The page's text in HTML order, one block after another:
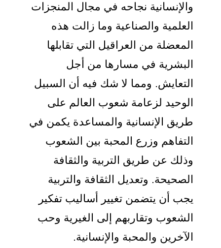
والإنسانية نجاحه في مجال المنجزات
العلمية والصناعية وما زالت هذه
المعضلة من العراقيل التي تقابلها
البشرية في مسارها من أجل
التعايش. ومما لا شك فيه أن السبيل
الوحيد لزعامة شعوب العالم على
طريق الإنسانية والمساعدة يكمن في
التفاهم وزرع المحبة بين الشعوب
وذلك عن طريق التربية والثقافة
الصحيحة. وتعديل الثقافة والتربية
يجب أن يتضمن تغيير أساليب تفكير
الشعوب وتقاربهم إلى الغيرية وحب
الآخرين والمحبة والإنسانية.